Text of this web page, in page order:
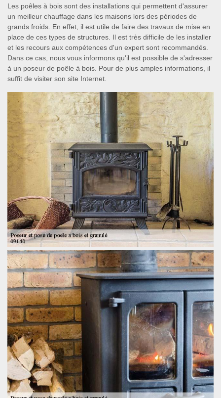
Les poêles à bois sont des installations qui permettent d'assurer
un meilleur chauffage dans les maisons lors des périodes de
grands froids. En effet, il est utile de faire des travaux de mise en
place de ces types de structures. Il est très difficile de les installer
et les recours aux compétences d'un expert sont recommandés.
Dans ce cas, nous vous informons qu'il est possible de s'adresser
à un poseur de poêle à bois. Pour de plus amples informations, il
suffit de visiter son site Internet.